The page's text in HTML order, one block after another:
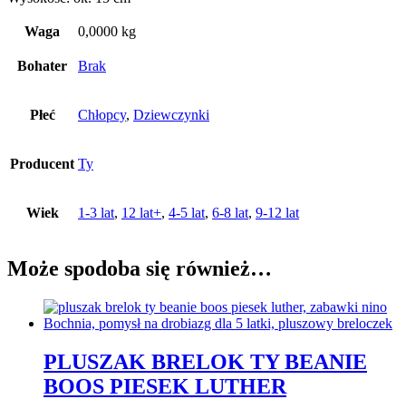
Waga 0,0000 kg
Bohater Brak
Płeć Chłopcy, Dziewczynki
Producent Ty
Wiek 1-3 lat, 12 lat+, 4-5 lat, 6-8 lat, 9-12 lat
Może spodoba się również…
PLUSZAK BRELOK TY BEANIE
BOOS PIESEK LUTHER